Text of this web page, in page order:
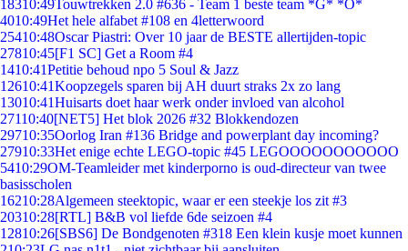
18310:49Touwtrekken 2.0 #636 - Team 1 beste team *G* *O*
4010:49Het hele alfabet #108 en 4letterwoord
25410:48Oscar Piastri: Over 10 jaar de BESTE allertijden-topic
27810:45[F1 SC] Get a Room #4
1410:41Petitie behoud npo 5 Soul & Jazz
12610:41Koopzegels sparen bij AH duurt straks 2x zo lang
13010:41Huisarts doet haar werk onder invloed van alcohol
27110:40[NET5] Het blok 2026 #32 Blokkendozen
29710:35Oorlog Iran #136 Bridge and powerplant day incoming?
27910:33Het enige echte LEGO-topic #45 LEGOOOOOOOOOOO
5410:29OM-Teamleider met kinderporno is oud-directeur van twee
basisscholen
16210:28Algemeen steektopic, waar er een steekje los zit #3
20310:28[RTL] B&B vol liefde 6de seizoen #4
12810:26[SBS6] De Bondgenoten #318 Een klein kusje moet kunnen